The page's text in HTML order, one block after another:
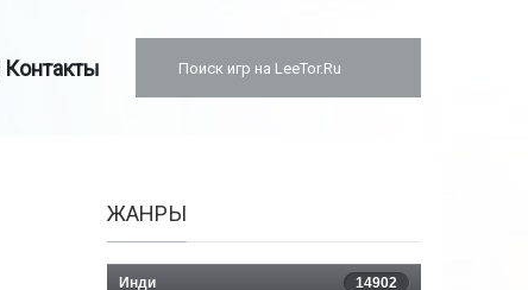
Контакты
ЖАНРЫ
Инди 14902